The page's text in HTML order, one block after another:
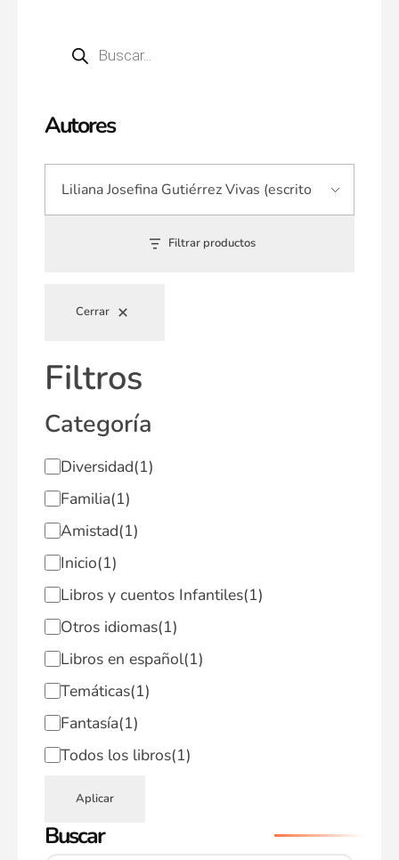
Autores
Filtrar productos
Cerrar
Filtros
Categoría
Diversidad(1)
Familia(1)
Amistad(1)
Inicio(1)
Libros y cuentos Infantiles(1)
Otros idiomas(1)
Libros en español(1)
Temáticas(1)
Fantasía(1)
Todos los libros(1)
Aplicar
Buscar